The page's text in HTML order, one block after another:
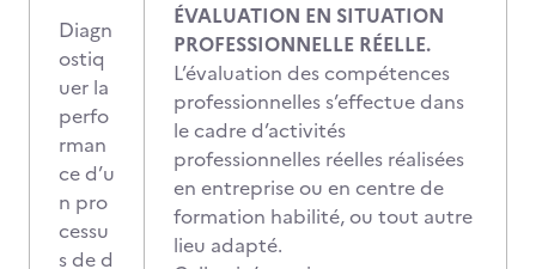
Diagn
ostiq
uer la
perfo
rman
ce d’u
n pro
cessu
s de d
ÉVALUATION EN SITUATION
PROFESSIONNELLE RÉELLE.
L’évaluation des compétences
professionnelles s’effectue dans
le cadre d’activités
professionnelles réelles réalisées
en entreprise ou en centre de
formation habilité, ou tout autre
lieu adapté.